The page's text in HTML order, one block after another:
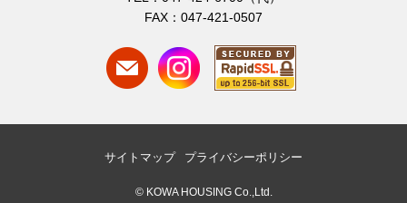
FAX：047-421-0507
サイトマップ プライバシーポリシー
© KOWA HOUSING Co.,Ltd.